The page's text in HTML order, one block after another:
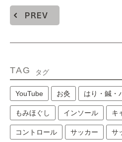
PREV
TAG タグ
YouTube お灸 はり・鍼・
もみほぐし インソール キ
コントロール サッカー サ